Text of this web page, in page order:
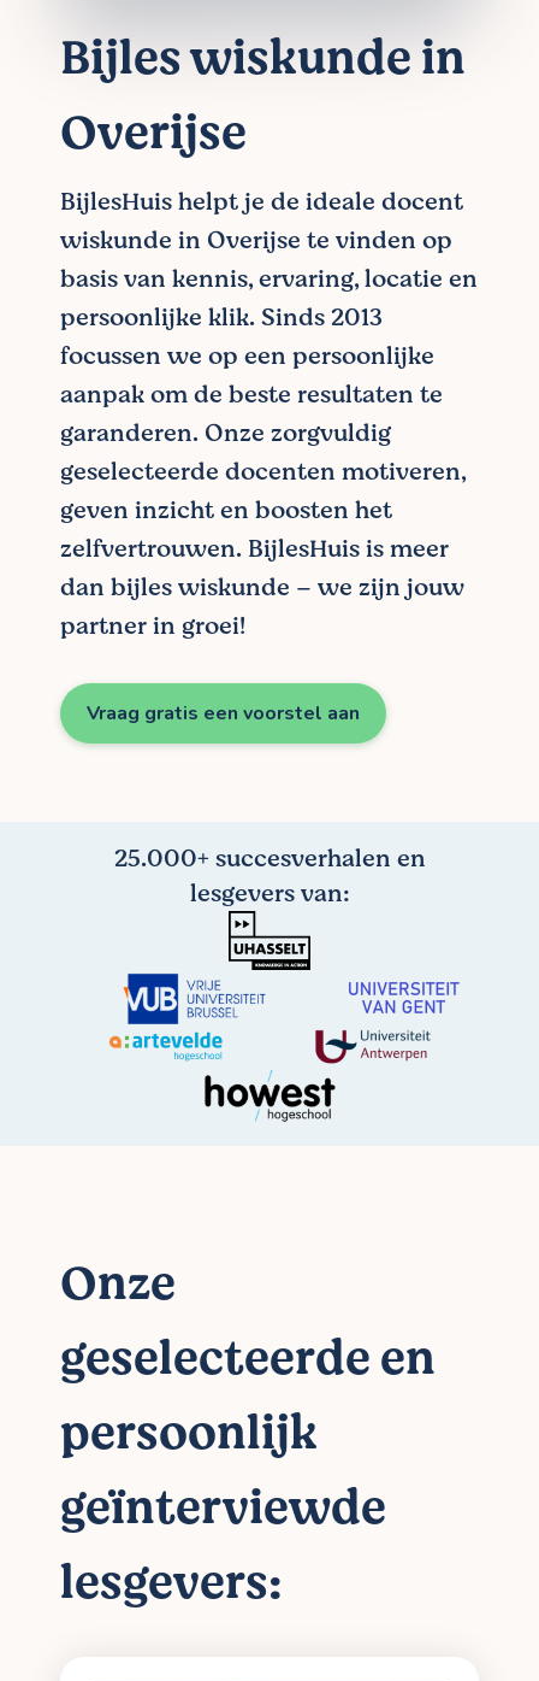
Bijles wiskunde in
Overijse
BijlesHuis helpt je de ideale docent
wiskunde in Overijse te vinden op
basis van kennis, ervaring, locatie en
persoonlijke klik. Sinds 2013
focussen we op een persoonlijke
aanpak om de beste resultaten te
garanderen. Onze zorgvuldig
geselecteerde docenten motiveren,
geven inzicht en boosten het
zelfvertrouwen. BijlesHuis is meer
dan bijles wiskunde – we zijn jouw
partner in groei!
Vraag gratis een voorstel aan
25.000+ succesverhalen en
lesgevers van:
Onze
geselecteerde en
persoonlijk
geïnterviewde
lesgevers: